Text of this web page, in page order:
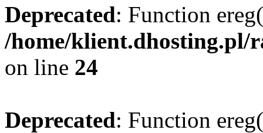
Deprecated: Function
/home/klient.dhosting.pl/
on line 24
Deprecated: Function